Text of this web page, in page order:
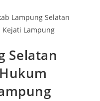
Selatan